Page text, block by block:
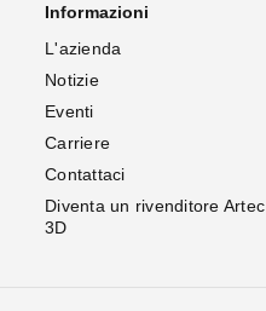
Informazioni
L'azienda
Notizie
Eventi
Carriere
Contattaci
Diventa un rivenditore Artec
3D